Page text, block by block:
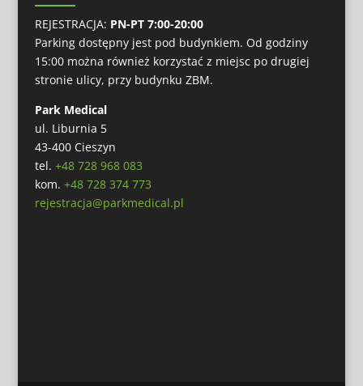
REJESTRACJA: PN-PT 7:00-20:00
Parking dostępny jest pod budynkiem. Od godziny
15:00 można również korzystać z miejsc po drugiej
stronie ulicy, przy budynku ZBM.
Park Medical
ul. Liburnia 5
43-400 Cieszyn
tel. +48 728 968 083
kom. +48 728 374 773
rejestracja@parkmedical.pl